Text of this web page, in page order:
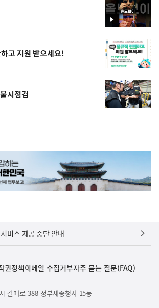
영
상
고 지원 받으세요!
시점검
비스 제공 중단 안내
권정책이메일 수집거부자주 묻는 질문(FAQ)
갈매로 388 정부세종청사 15동